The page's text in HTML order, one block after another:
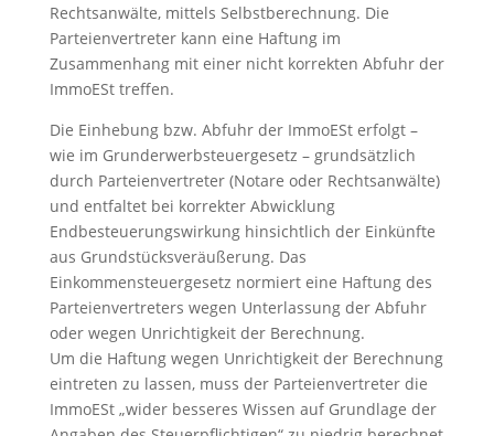
Rechtsanwälte, mittels Selbstberechnung. Die
Parteienvertreter kann eine Haftung im
Zusammenhang mit einer nicht korrekten Abfuhr der
ImmoESt treffen.
Die Einhebung bzw. Abfuhr der ImmoESt erfolgt –
wie im Grunderwerbsteuergesetz – grundsätzlich
durch Parteienvertreter (Notare oder Rechtsanwälte)
und entfaltet bei korrekter Abwicklung
Endbesteuerungswirkung hinsichtlich der Einkünfte
aus Grundstücksveräußerung. Das
Einkommensteuergesetz normiert eine Haftung des
Parteienvertreters wegen Unterlassung der Abfuhr
oder wegen Unrichtigkeit der Berechnung.
Um die Haftung wegen Unrichtigkeit der Berechnung
eintreten zu lassen, muss der Parteienvertreter die
ImmoESt „wider besseres Wissen auf Grundlage der